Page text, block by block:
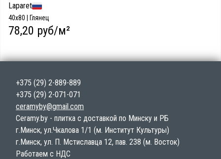
Laparet
40х80 | Глянец
78,20 руб/м²
+375 (29) 2-889-889
+375 (29) 2-071-071
ceramyby@gmail.com
Ceramy.by - плитка с доставкой по Минску и РБ
г.Минск, ул.Чкалова 1/1 (м. Институт Культуры)
г.Минск, ул. П. Мстиславца 12, пав. 238 (м. Восток)
Работаем с НДС